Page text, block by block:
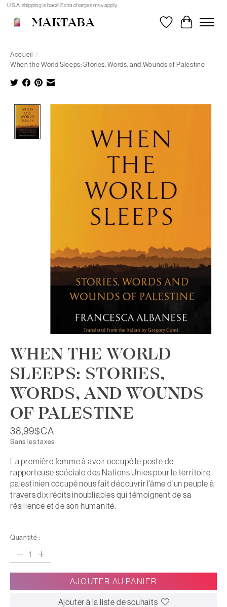
U.S.A. shipping is back! Extra charges may apply.
MAKTABA Liste de souhaits
Panier
Accueil /
When the World Sleeps: Stories, Words, and Wounds of Palestine
WHEN THE WORLD
SLEEPS: STORIES,
WORDS, AND WOUNDS
OF PALESTINE
38,99$CA
Sans les taxes
La première femme à avoir occupé le poste de
rapporteuse spéciale des Nations Unies pour le territoire
palestinien occupé nous fait découvrir l’âme d’un peuple à
travers dix récits inoubliables qui témoignent de sa
résilience et de son humanité.
Quantité :
AJOUTER AU PANIER
Ajouter à la liste de souhaits